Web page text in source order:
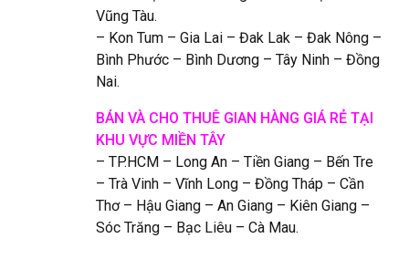
Vũng Tàu.
– Kon Tum – Gia Lai – Đak Lak – Đak Nông –
Bình Phước – Bình Dương – Tây Ninh – Đồng
Nai.
BÁN VÀ CHO THUÊ GIAN HÀNG GIÁ RẺ TẠI
KHU VỰC MIỀN TÂY
– TP.HCM – Long An – Tiền Giang – Bến Tre
– Trà Vinh – Vĩnh Long – Đồng Tháp – Cần
Thơ – Hậu Giang – An Giang – Kiên Giang –
Sóc Trăng – Bạc Liêu – Cà Mau.